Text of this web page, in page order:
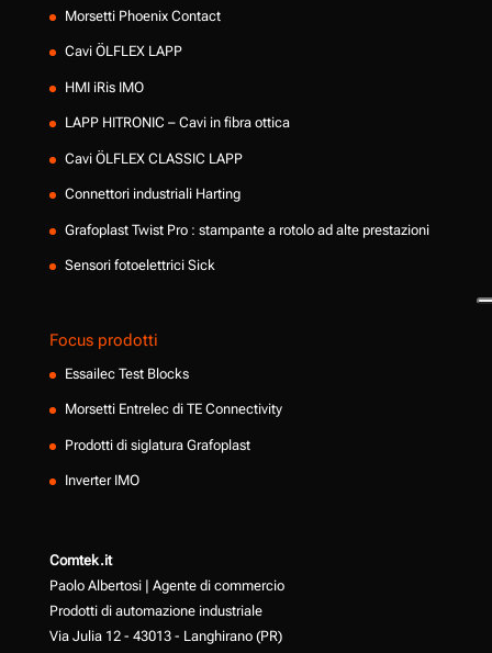
Morsetti Phoenix Contact
Cavi ÖLFLEX LAPP
HMI iRis IMO
LAPP HITRONIC – Cavi in fibra ottica
Cavi ÖLFLEX CLASSIC LAPP
Connettori industriali Harting
Grafoplast Twist Pro : stampante a rotolo ad alte prestazioni
Sensori fotoelettrici Sick
Focus prodotti
Essailec Test Blocks
Morsetti Entrelec di TE Connectivity
Prodotti di siglatura Grafoplast
Inverter IMO
Comtek.it
Paolo Albertosi | Agente di commercio
Prodotti di automazione industriale
Via Julia 12 - 43013 - Langhirano (PR)